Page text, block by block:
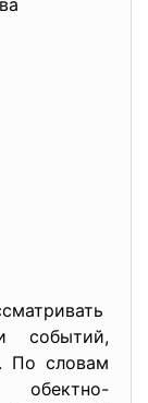
событий,
По словам